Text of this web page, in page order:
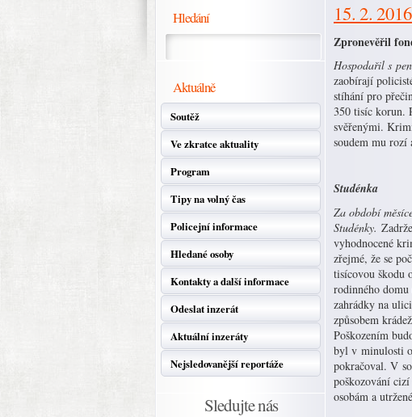
Hledání
Aktuálně
Soutěž
Ve zkratce aktuality
Program
Tipy na volný čas
Policejní informace
Hledané osoby
Kontakty a další informace
Odeslat inzerát
Aktuální inzeráty
Nejsledovanější reportáže
Sledujte nás
15. 2. 2016
Zpronevěřil
Hospodařil s
zaobírají
stíhání pro
350 tisíc korun.
svěřenými.
soudem mu rozí
Studénka
Za období
Studénky.
vyhodnocené
zřejmé, že se
tisícovou škodu
rodinného
zahrádky na
způsobem
Poškozením
byl v minulosti
pokračoval. V
poškozování
osobám a